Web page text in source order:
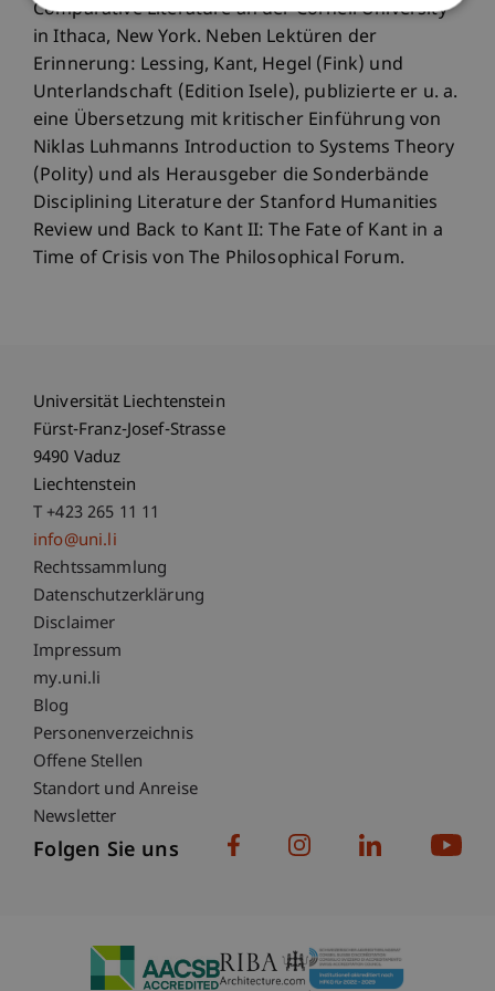
Comparative Literature an der Cornell University
in Ithaca, New York. Neben Lektüren der
Erinnerung: Lessing, Kant, Hegel (Fink) und
Unterlandschaft (Edition Isele), publizierte er u. a.
eine Übersetzung mit kritischer Einführung von
Niklas Luhmanns Introduction to Systems Theory
(Polity) und als Herausgeber die Sonderbände
Disciplining Literature der Stanford Humanities
Review und Back to Kant II: The Fate of Kant in a
Time of Crisis von The Philosophical Forum.
Universität Liechtenstein
Fürst-Franz-Josef-Strasse
9490 Vaduz
Liechtenstein
T +423 265 11 11
info@uni.li
Fußzeile Rechtliche Hinweise
Rechtssammlung
Datenschutzerklärung
Disclaimer
Impressum
Fußzeile Subdomain-Verzeichnis
my.uni.li
Blog
Personenverzeichnis
Offene Stellen
Standort und Anreise
Newsletter
Folgen Sie uns